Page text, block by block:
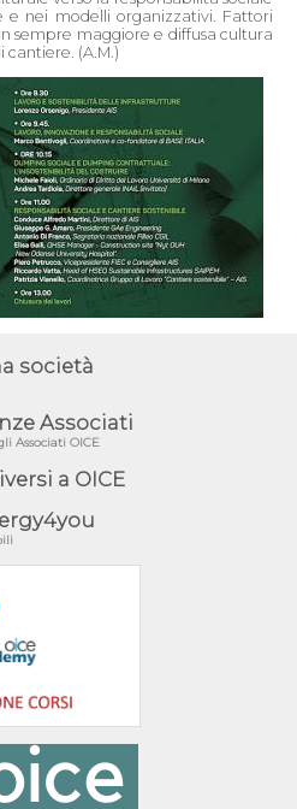
e nei modelli organizzativi. Fattori
sempre maggiore e diffusa cultura
(A.M.)
società
Associati
Associati OICE
a OICE